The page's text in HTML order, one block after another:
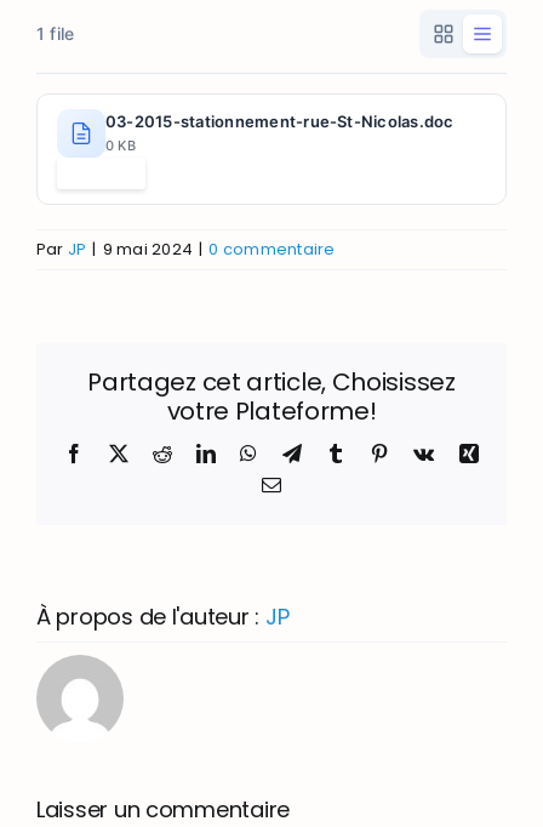
1 file
03-2015-stationnement-rue-St-Nicolas.doc
0 KB
Par JP | 9 mai 2024 | 0 commentaire
Partagez cet article, Choisissez
votre Plateforme!
Facebook
X RedditLinkedInWhatsApp
TelegramTumblr Pinterest
Vk
Xing
Email
À propos de l'auteur : JP
Laisser un commentaire